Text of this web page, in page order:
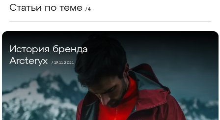
Статьи по теме / 4
История бренда
Arcteryx
/ 17.11.2021